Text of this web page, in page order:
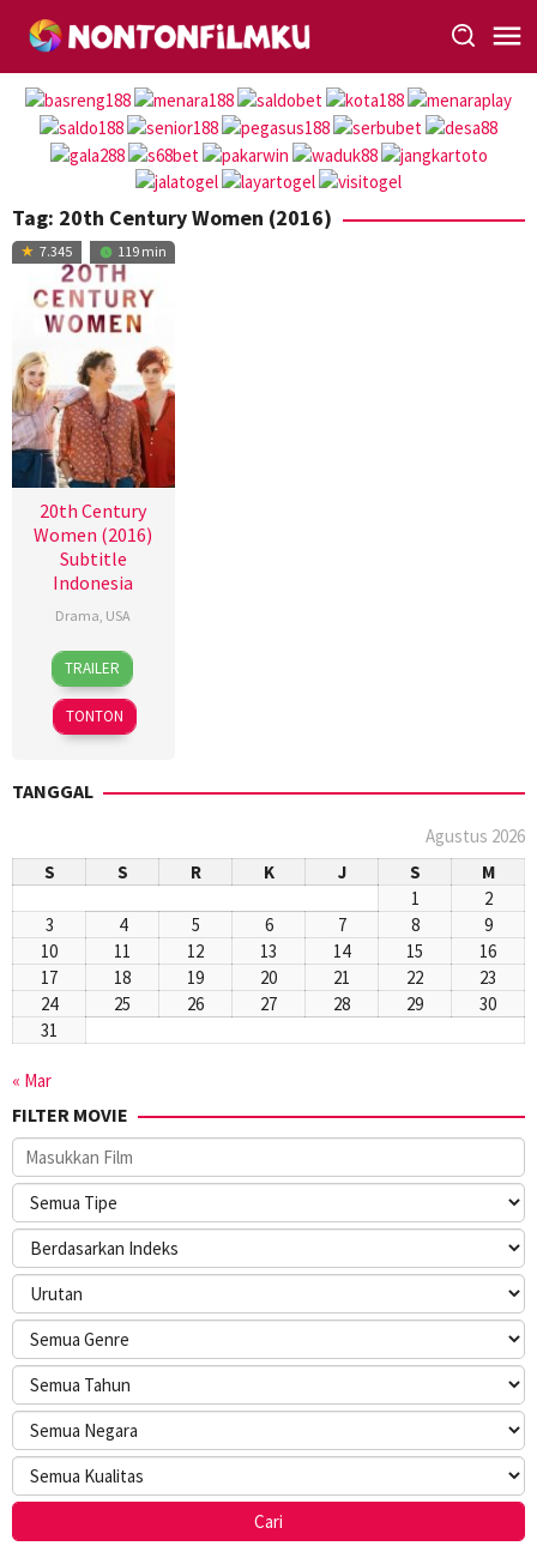
Tag: 20th Century Women (2016)
7.345 119 min
20th Century
Women (2016)
Subtitle
Indonesia
Drama, USA
28
Dec
2016
Mike
Mills
TRAILER
TONTON
TANGGAL
Agustus 2026
S
S R K J S
M
1
2
3
4 5 6 7 8
9
10
11 12 13 14 15
16
17
18 19 20 21 22
23
24
25 26 27 28 29
30
31
« Mar
FILTER MOVIE